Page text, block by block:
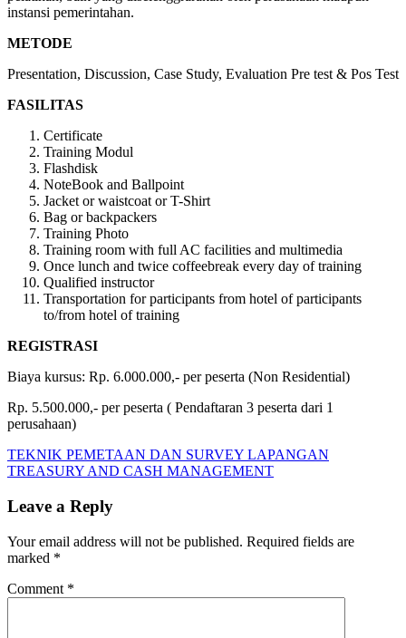
instansi pemerintahan.
METODE
Presentation, Discussion, Case Study, Evaluation Pre test & Pos Test
FASILITAS
Certificate
Training Modul
Flashdisk
NoteBook and Ballpoint
Jacket or waistcoat or T-Shirt
Bag or backpackers
Training Photo
Training room with full AC facilities and multimedia
Once lunch and twice coffeebreak every day of training
Qualified instructor
Transportation for participants from hotel of participants
to/from hotel of training
REGISTRASI
Biaya kursus: Rp. 6.000.000,- per peserta (Non Residential)
Rp. 5.500.000,- per peserta ( Pendaftaran 3 peserta dari 1
perusahaan)
EFFECTIVE
BUDGETING
COST
Post
navigation
Previous
Post:
TEKNIK PEMETAAN DAN SURVEY LAPANGAN
Next
TREASURY AND CASH MANAGEMENT
Leave a Reply
Your email address will not be published. Required fields are
marked *
Comment *